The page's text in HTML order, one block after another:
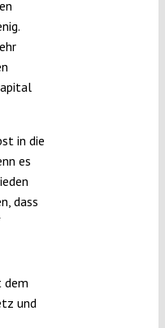
in die
es
dass
dem
und